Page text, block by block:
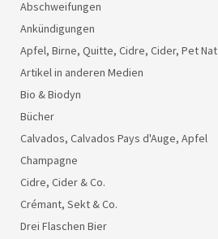
Abschweifungen
Ankündigungen
Apfel, Birne, Quitte, Cidre, Cider, Pet Nat
Artikel in anderen Medien
Bio & Biodyn
Bücher
Calvados, Calvados Pays d'Auge, Apfel
Champagne
Cidre, Cider & Co.
Crémant, Sekt & Co.
Drei Flaschen Bier